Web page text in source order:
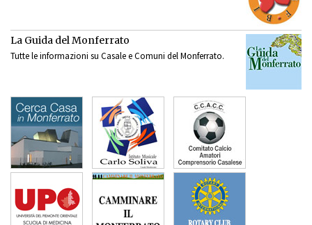
La Guida del Monferrato
Tutte le informazioni su Casale e Comuni del Monferrato.